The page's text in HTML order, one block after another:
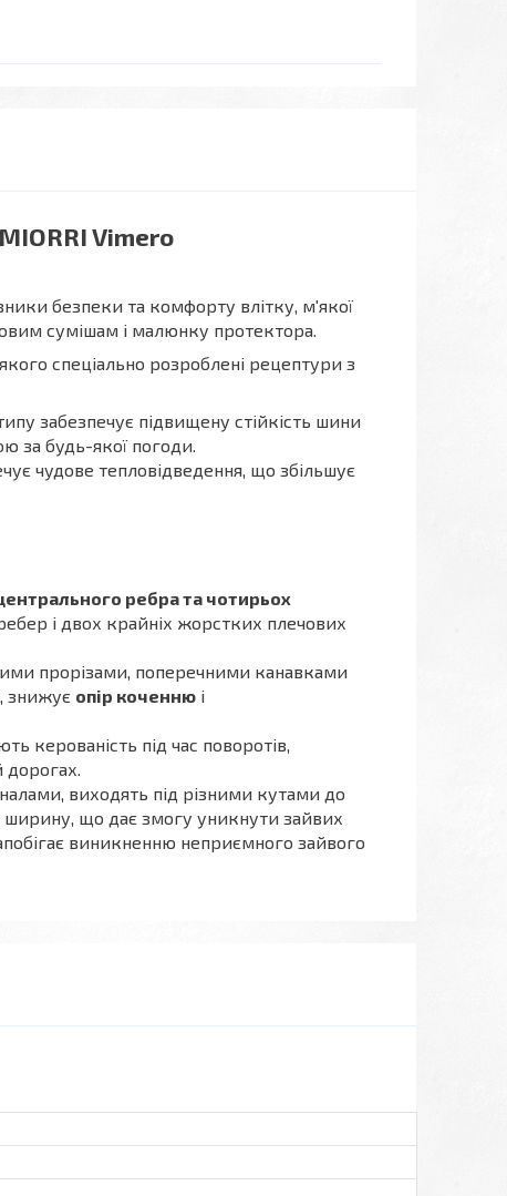
Vimero
безпеки та комфорту влітку, м'якої
сумішам і малюнку протектора.
спеціально розроблені рецептури з
забезпечує підвищену стійкість шини
за будь-якої погоди.
чудове тепловідведення, що збільшує
ребра та чотирьох
і двох крайніх жорстких плечових
прорізами, поперечними канавками
знижує опір коченню і
керованість під час поворотів,
дорогах.
виходять під різними кутами до
що дає змогу уникнути зайвих
виникненню неприємного зайвого